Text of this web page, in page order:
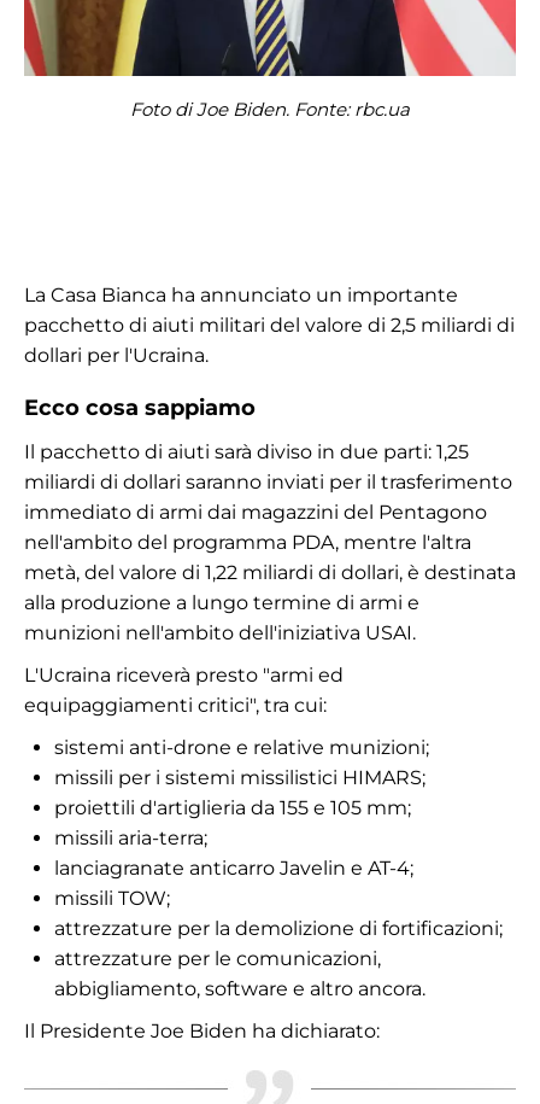
Foto di Joe Biden. Fonte: rbc.ua
La Casa Bianca ha annunciato un importante
pacchetto di aiuti militari del valore di 2,5 miliardi di
dollari per l'Ucraina.
Ecco cosa sappiamo
Il pacchetto di aiuti sarà diviso in due parti: 1,25
miliardi di dollari saranno inviati per il trasferimento
immediato di armi dai magazzini del Pentagono
nell'ambito del programma PDA, mentre l'altra
metà, del valore di 1,22 miliardi di dollari, è destinata
alla produzione a lungo termine di armi e
munizioni nell'ambito dell'iniziativa USAI.
L'Ucraina riceverà presto "armi ed
equipaggiamenti critici", tra cui:
sistemi anti-drone e relative munizioni;
missili per i sistemi missilistici HIMARS;
proiettili d'artiglieria da 155 e 105 mm;
missili aria-terra;
lanciagranate anticarro Javelin e AT-4;
missili TOW;
attrezzature per la demolizione di fortificazioni;
attrezzature per le comunicazioni,
abbigliamento, software e altro ancora.
Il Presidente Joe Biden ha dichiarato: